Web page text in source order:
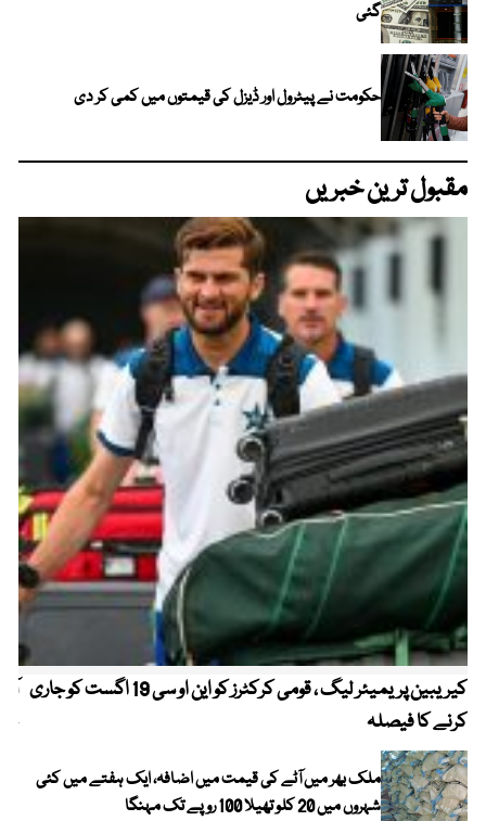
گئی
حکومت نے پیٹرول اور ڈیزل کی قیمتوں میں کمی کر دی
مقبول ترین خبریں
کیریبین پریمیئر لیگ ، قومی کرکٹرز کو این او سی 19 اگست کو جاری
کرنے کا فیصلہ
ملک بھر میں آٹے کی قیمت میں اضافہ، ایک ہفتے میں کئی
شہروں میں 20 کلو تھیلا 100 روپے تک مہنگا